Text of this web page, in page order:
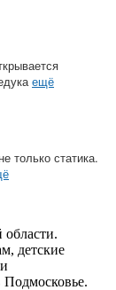
ещё
только статика.
детские